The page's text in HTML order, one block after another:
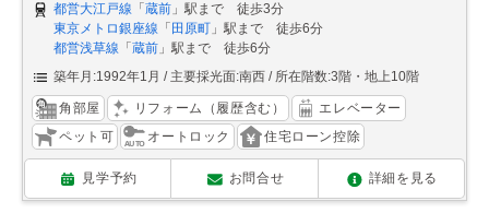
都営大江戸線 「 蔵前 」駅まで 徒歩3分
東京メトロ銀座線 「 田原町 」駅まで 徒歩6分
都営浅草線 「 蔵前 」駅まで 徒歩6分
築年月:1992年1月
主要採光面:南西 所在階数:3階・地上10階
角部屋 リフォーム（履歴含む）
エレベーター
ペット可
オートロック 住宅ローン控除
見学予約 お問合せ 詳細を見る